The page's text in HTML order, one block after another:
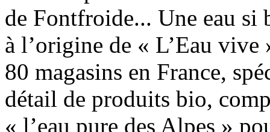
de Fontfroide... Une eau si
à l’origine de « L’Eau vive
80 magasins en France,
détail de produits bio,
« l’eau pure des Alpes »